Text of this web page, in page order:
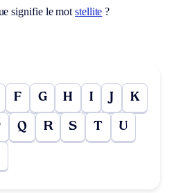
signifie le motstellite ?
F G H I J K
Q R S T U